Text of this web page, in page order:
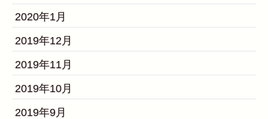
2020年1月
2019年12月
2019年11月
2019年10月
2019年9月